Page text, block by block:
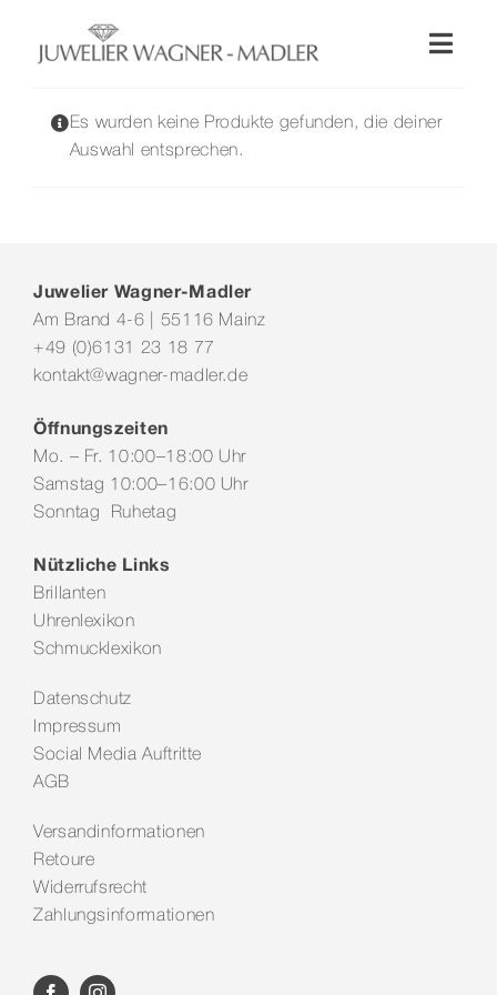
springen
Wellendorff
Service & Leistungen
Es wurden keine Produkte gefunden, die deiner
Auswahl entsprechen.
Juwelier Wagner-Madler
Am Brand 4-6 | 55116 Mainz
+49 (0)6131 23 18 77
kontakt@wagner-madler.de
Öffnungszeiten
Mo. – Fr. 10:00–18:00 Uhr
Samstag 10:00–16:00 Uhr
Sonntag Ruhetag
Nützliche Links
Brillanten
Uhrenlexikon
Schmucklexikon
Datenschutz
Impressum
Social Media Auftritte
AGB
Versandinformationen
Retoure
Widerrufsrecht
Zahlungsinformationen